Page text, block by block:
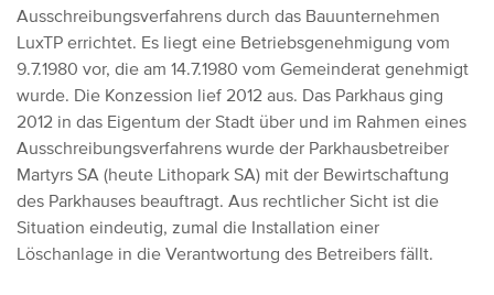
Ausschreibungsverfahrens durch das Bauunternehmen
LuxTP errichtet. Es liegt eine Betriebsgenehmigung vom
9.7.1980 vor, die am 14.7.1980 vom Gemeinderat genehmigt
wurde. Die Konzession lief 2012 aus. Das Parkhaus ging
2012 in das Eigentum der Stadt über und im Rahmen eines
Ausschreibungsverfahrens wurde der Parkhausbetreiber
Martyrs SA (heute Lithopark SA) mit der Bewirtschaftung
des Parkhauses beauftragt. Aus rechtlicher Sicht ist die
Situation eindeutig, zumal die Installation einer
Löschanlage in die Verantwortung des Betreibers fällt.